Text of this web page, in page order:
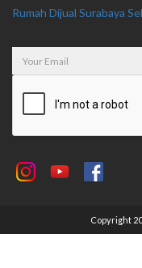
Rumah Dijual Surabaya
Copyright